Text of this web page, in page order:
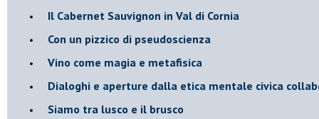
Il Cabernet Sauvignon in Val di Cornia
Con un pizzico di pseudoscienza
​Vino come magia e metafisica
Dialoghi e aperture dalla etica mentale civica
Siamo tra lusco e il brusco